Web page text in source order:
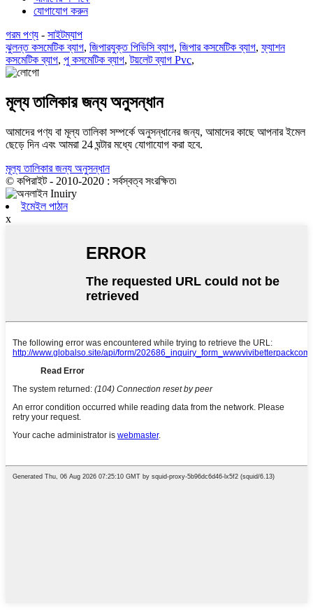
যোগাযোগ করুন
গরম পণ্য - সাইটম্যাপ
ঝুলন্ত কসমেটিক ব্যাগ, জিপারযুক্ত পিভিসি ব্যাগ, জিপার কসমেটিক ব্যাগ,ফ্যাশন
কসমেটিক ব্যাগ, পু কসমেটিক ব্যাগ,টয়লেট ব্যাগ Pvc,
মূল্য তালিকার জন্য অনুসন্ধান
আমাদের পণ্য বা মূল্য তালিকা সম্পর্কে অনুসন্ধানের জন্য, আমাদের কাছে আপনার ইমেল
ছেড়ে দিন এবং আমরা 24 ঘন্টার মধ্যে যোগাযোগ করা হবে.
মূল্য তালিকার জন্য অনুসন্ধান
© কপিরাইট - 2010-2020 : সর্বস্বত্ব সংরক্ষিত৷
ইমেইল পাঠান
x